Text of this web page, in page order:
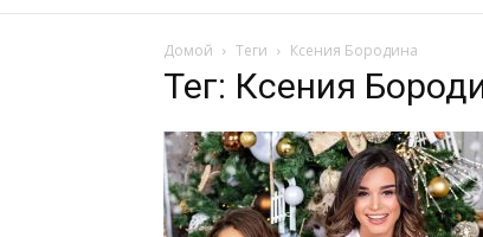
Домой Теги Ксения Бородина
Тег: Ксения